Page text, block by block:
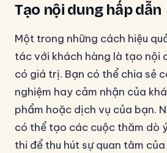
Tạo nội dung hấp dẫn
Một trong những cách hiệu
tác với khách hàng là tạo nội
có giá trị. Bạn có thể chia sẻ
nghiệm hay cảm nhận của
phẩm hoặc dịch vụ của bạn.
có thể tạo các cuộc thăm dò
thi để thu hút sự quan tâm